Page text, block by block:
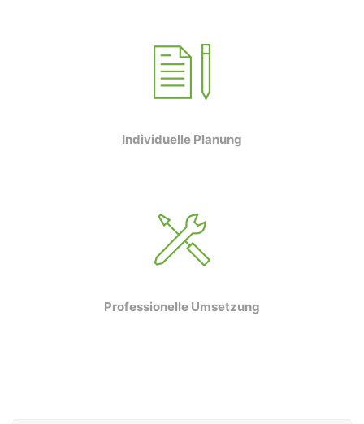
Individuelle Planung
Professionelle Umsetzung
A-5020 Salzburg